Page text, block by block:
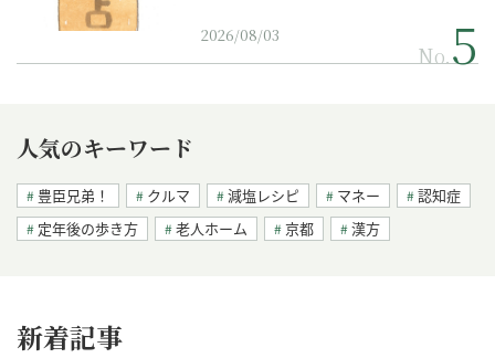
2026/08/03
No.
人気のキーワード
豊臣兄弟！ クルマ 減塩レシピ マネー
認知症
定年後の歩き方
老人ホーム 京都 漢方
新着記事